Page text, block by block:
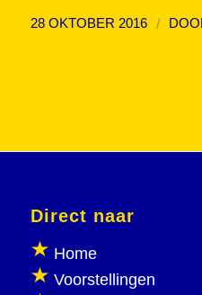
28 OKTOBER 2016 /
Direct naar
Home
Voorstellingen